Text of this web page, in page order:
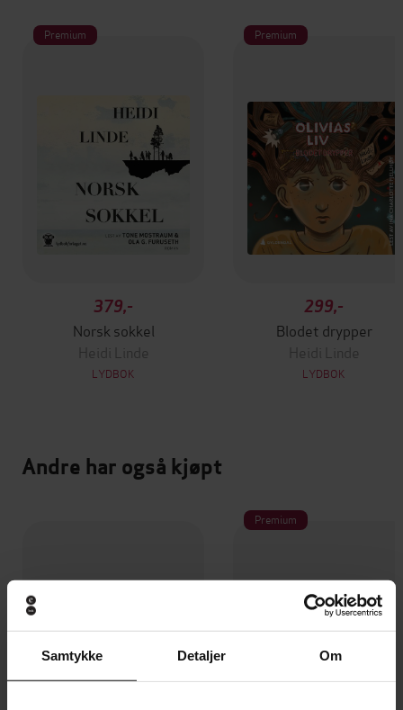
Samtykke Detaljer Om
Premium
379,-
Norsk sokkel
Heidi Linde
LYDBOK
Premium
299,-
Blodet drypper
Heidi Linde
LYDBOK
Andre har også kjøpt
Premium